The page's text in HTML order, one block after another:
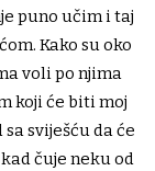
puno učim i taj
Kako su oko
voli po njima
koji će biti moj
sviješću da će
čuje neku od